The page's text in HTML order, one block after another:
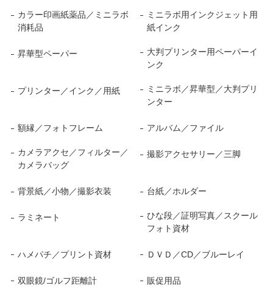
カラー印画紙薬品／ミニラボ
消耗品
ミニラボ用インクジェット用
紙インク
昇華型ペーパー
大判プリンター用ペーパーイ
ンク
プリンター／インク／用紙
ミニラボ／昇華型／大判プリ
ンター
額縁／フォトフレーム アルバム／ファイル
カメラアクセ／フィルター／
カメラバッグ
撮影アクセサリー／三脚
背景紙／小物／撮影衣装 台紙／ホルダー
ラミネート
ひな段／証明写真／スクール
フォト資材
ハメパチ／プリント資材 ＤＶＤ／CD／ブルーレイ
双眼鏡/ゴルフ距離計 販促用品